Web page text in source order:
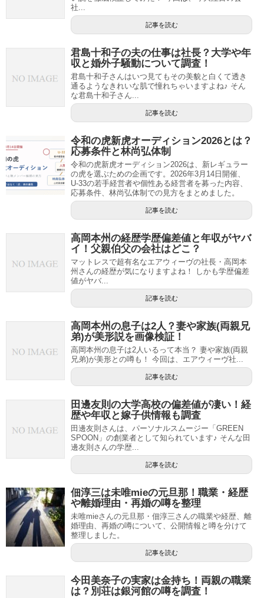
社...
記事を読む
君島十和子の夫の仕事は社長？大学や年
収と婚外子騒動について調査！
君島十和子さんはいつ見てもその美貌と白くて透き
通るようなきれいな肌で憧れちゃいますよね♪ そん
な君島十和子さん...
記事を読む
令和の虎新虎オーディション2026とは？
応募条件と林尚弘体制
令和の虎新虎オーディション2026は、新レギュラー
の虎を選ぶための企画です。2026年3月14日開催、
U-33の若手経営者や個性ある経営者を募った内容、
応募条件、林尚弘体制での見方をまとめました。
記事を読む
高岡本州の経歴学歴偏差値と年収がヤバ
イ！父親伯父の会社はどこ？
マットレスで超有名なエアウィーヴの社長・高岡本
州さんの経歴が気になりますよね！ しかも学歴偏差
値がヤバ...
記事を読む
高岡本州の息子は2人？妻や家族(両親兄
弟)が美形説を画像検証！
高岡本州の息子は2人いるって本当？ 妻や家族(両親
兄弟)が美形との噂も！ 今回は、エアウィーヴ社...
記事を読む
田邊友則の大学高校の偏差値が凄い！経
歴や年収と嫁子供情報も調査
田邊友則さんは、パーソナルスムージー「GREEN
SPOON」の創業者として知られています♪ そんな田
邊友則さんの学歴...
記事を読む
佃淳三は未唯mieの元旦那！職業・経歴
や離婚理由・再婚の噂を整理
未唯mieさんの元旦那・佃淳三さんの職業や経歴、離
婚理由、再婚の噂について、公開情報と噂を分けて
整理しました。
記事を読む
今田美奈子の実家は金持ち！両親の職業
は？別荘は銀河館の噂を調査！